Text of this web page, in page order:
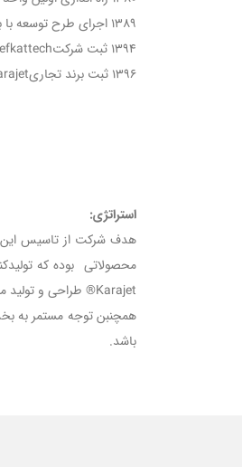
1389 اجرای طرح توسعه با بهره برداری از واحد دوم تولیدی به مساحت 6000 مترمربع با نام شرکت کارا صنعت تدبیر پایا
1394 ثبت شرکتEfefkattech در آلمان با هدف همکاری با شرکتهای بین المللی، واردات اقلام مورد نیاز و تسهیل فرآیند صادرات
1396 ثبت برند تجاریKarajet® به منظور تجمیع فعالیت تمام واحدها با نام تجاری مشترک
استراتژی:
هدف شرکت از تاسیس این
Karajet® طراحی و تولید می نماید که در بسیاری از محصولات نیز علی رغم گذشت بیش از 20 سال از ساخت آنها، همچنان تنها تولید کننده در ایران و حتی غرب آسیا می باشد.
همچنبن توجه مستمر به
باشد.